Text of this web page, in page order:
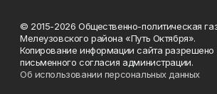
© 2015-2026 Общественно-политическая
Мелеузовского района «Путь Октября».
Копирование информации сайта разрешено
письменного согласия администрации.
Об использовании персональных данных